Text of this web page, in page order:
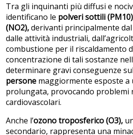
Tra gli inquinanti più diffusi e
identificano le polveri sottili (PM10)
(NO2),derivanti principalmente
dalle attività industriali,
combustione per il riscaldamento
concentrazione di tali sostanze
determinare gravi conseguenze
persone maggiormente esposte a
prolungata, provocando problemi
cardiovascolari.
Anche l’ozono troposferico (O3),
secondario, rappresenta una